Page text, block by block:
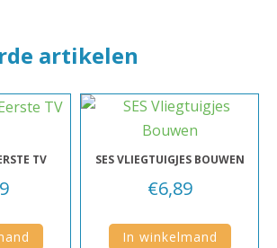
artikelen
TV SES VLIEGTUIGJES BOUWEN
€6,89
In winkelmand